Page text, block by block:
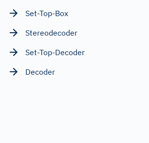
Set-Top-Box
Stereodecoder
Set-Top-Decoder
Decoder